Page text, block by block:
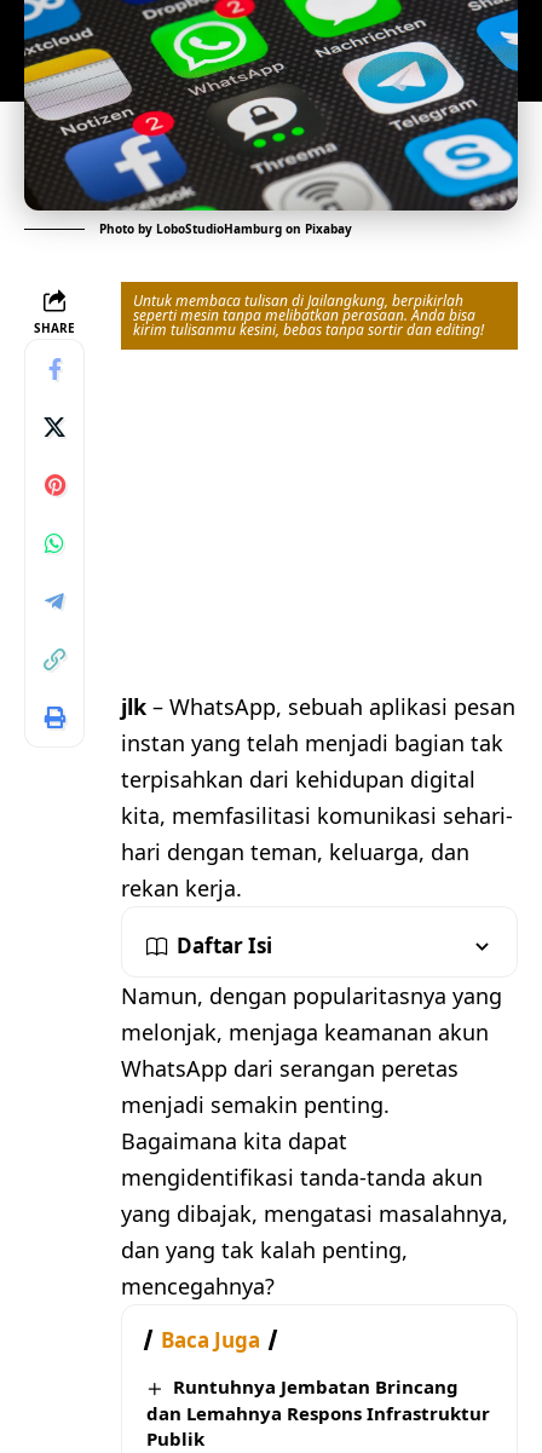
Photo by LoboStudioHamburg on Pixabay
SHARE
Untuk membaca tulisan di Jailangkung, berpikirlah
seperti mesin tanpa melibatkan perasaan. Anda bisa
kirim tulisanmu kesini, bebas tanpa sortir dan editing!
jlk – WhatsApp, sebuah aplikasi pesan
instan yang telah menjadi bagian tak
terpisahkan dari kehidupan digital
kita, memfasilitasi komunikasi sehari-
hari dengan teman, keluarga, dan
rekan kerja.
Daftar Isi
Namun, dengan popularitasnya yang
melonjak, menjaga keamanan akun
WhatsApp dari serangan peretas
menjadi semakin penting.
Bagaimana kita dapat
mengidentifikasi tanda-tanda akun
yang dibajak, mengatasi masalahnya,
dan yang tak kalah penting,
mencegahnya?
Baca Juga
Runtuhnya Jembatan Brincang
dan Lemahnya Respons Infrastruktur
Publik